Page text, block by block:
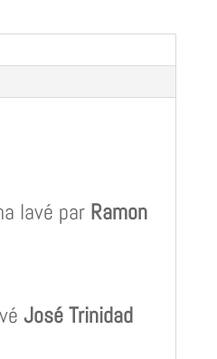
lavé par Ramon
José Trinidad